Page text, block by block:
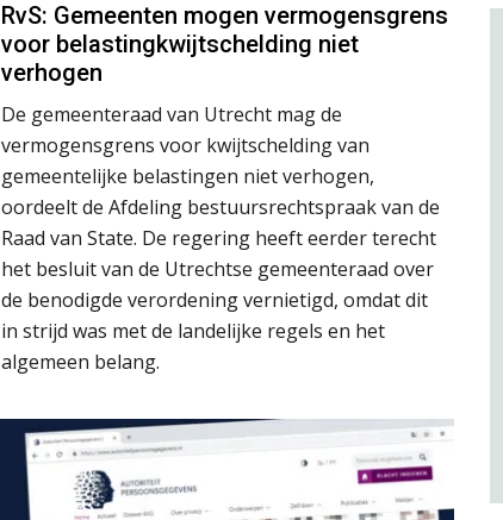
RvS: Gemeenten mogen vermogensgrens
voor belastingkwijtschelding niet
verhogen
De gemeenteraad van Utrecht mag de
vermogensgrens voor kwijtschelding van
gemeentelijke belastingen niet verhogen,
oordeelt de Afdeling bestuursrechtspraak van de
Raad van State. De regering heeft eerder terecht
het besluit van de Utrechtse gemeenteraad over
de benodigde verordening vernietigd, omdat dit
in strijd was met de landelijke regels en het
algemeen belang.